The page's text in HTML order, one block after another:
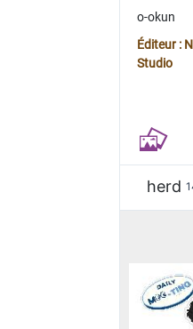
o-okun
Éditeur :
Studio
herd